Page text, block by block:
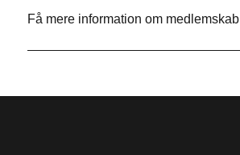
n
rFå mere information om medlemskab